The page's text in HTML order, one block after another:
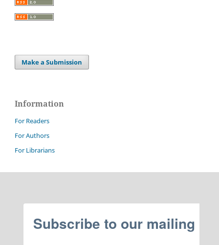
Make a Submission
Information
For Readers
For Authors
For Librarians